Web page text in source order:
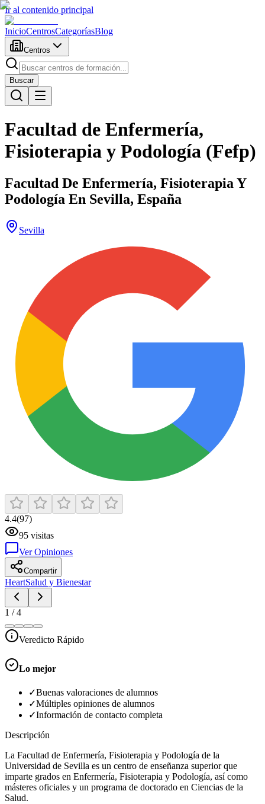
Ir al contenido principal
InicioCentrosCategoríasBlog
Centros
Buscar
Facultad de Enfermería,
Fisioterapia y Podología (Fefp)
Facultad De Enfermería, Fisioterapia Y
Podología En Sevilla, España
Sevilla
4.4(97)
95 visitas
Ver Opiniones
Compartir
HeartSalud y Bienestar
1 /4
Veredicto Rápido
Lo mejor
✓Buenas valoraciones de alumnos
✓Múltiples opiniones de alumnos
✓Información de contacto completa
Descripción
La Facultad de Enfermería, Fisioterapia y Podología de la
Universidad de Sevilla es un centro de enseñanza superior que
imparte grados en Enfermería, Fisioterapia y Podología, así como
másteres oficiales y un programa de doctorado en Ciencias de la
Salud.